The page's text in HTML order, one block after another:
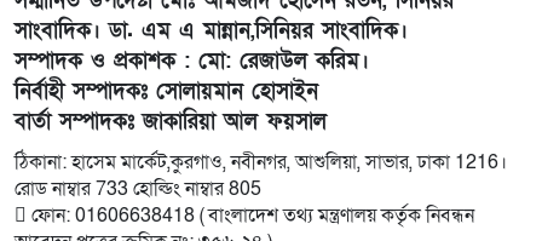
সাংবাদিক। ডা. এম এ মান্নান,সিনিয়র সাংবাদিক।
সম্পাদক ও প্রকাশক : মো: রেজাউল করিম।
নির্বাহী সম্পাদকঃ সোলায়মান হোসাইন
বার্তা সম্পাদকঃ জাকারিয়া আল ফয়সাল
ঠিকানা: হাসেম মার্কেট,কুরগাও, নবীনগর, আশুলিয়া, সাভার, ঢাকা 1216।
রোড নাম্বার 733 হোল্ডিং নাম্বার 805
ফোন: 01606638418 ( বাংলাদেশ তথ্য মন্ত্রণালয় কর্তৃক নিবন্ধন